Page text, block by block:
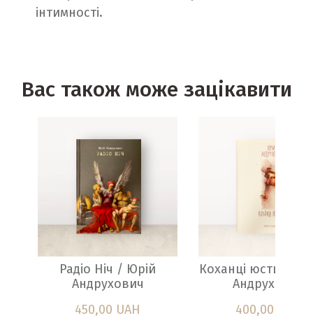
інтимності.
Вас також може зацікавити
Радіо Ніч / Юрій
Андрухович
450,00 UAH
Коханці юстиції /
Андрухович
400,00 UAH